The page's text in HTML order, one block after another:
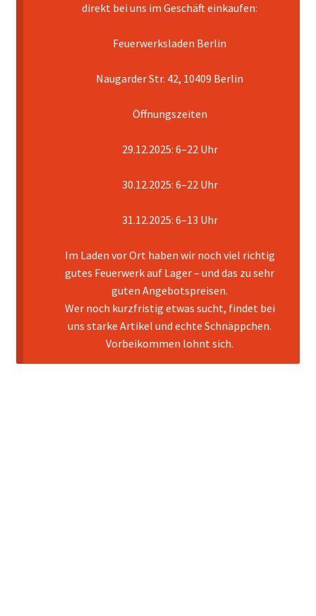
Pyrotechniker buchen
direkt bei uns im Geschäft einkaufen:
Feuerwerksladen Berlin
Naugarder Str. 42, 10409 Berlin
Öffnungszeiten
29.12.2025: 6–22 Uhr
30.12.2025: 6–22 Uhr
31.12.2025: 6–13 Uhr
Im Laden vor Ort haben wir noch viel richtig
gutes Feuerwerk auf Lager – und das zu sehr
guten Angebotspreisen.
Wer noch kurzfristig etwas sucht, findet bei
uns starke Artikel und echte Schnäppchen.
Vorbeikommen lohnt sich.